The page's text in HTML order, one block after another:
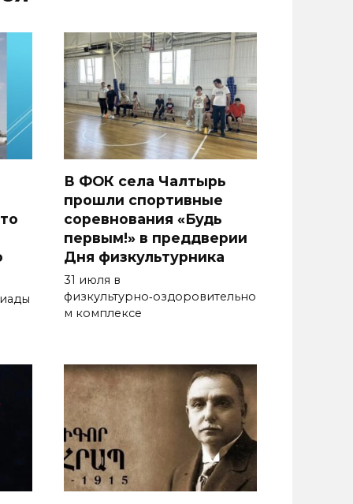
В ФОК села Чалтырь
прошли спортивные
соревнования «Будь
первым!» в преддверии
Дня физкультурника
31 июля в
физкультурно‑оздоровительно
м комплексе